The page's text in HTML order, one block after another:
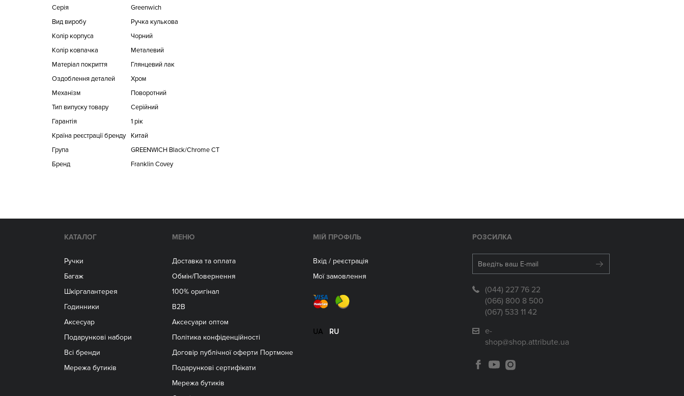
Серія
Greenwich
Вид виробу
Ручка кулькова
Колір корпуса
Чорний
Колір ковпачка
Металевий
Матеріал покриття
Глянцевий лак
Оздоблення деталей
Хром
Механізм
Поворотний
Тип випуску товару
Серійний
Гарантія
1 рік
Країна реєстрації бренду
Китай
Група
GREENWICH Black/Chrome CT
Бренд
Franklin Covey
КАТАЛОГ
Ручки
Багаж
Шкіргалантерея
Годинники
Аксесуар
Подарункові набори
Всі бренди
Мережа бутиків
МЕНЮ
Доставка та оплата
Обмін/Повернення
100% оригінал
B2B
Aксесуари оптом
Політика конфіденційності
Договір публічної оферти Портмоне
Подарункові сертифікати
Мережа бутиків
МІЙ ПРОФІЛЬ
Вхід / реєстрація
Мої замовлення
UA RU
РОЗСИЛКА
(044) 227 76 22
(066) 800 8 500
(067) 533 11 42
e-
shop@shop.attribute.ua